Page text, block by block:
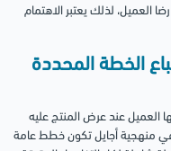
لذلك يعتبر الاهتمام
الخطة المحددة
العميل عند عرض المنتج عليه
منهجية أجايل تكون خطط عامة